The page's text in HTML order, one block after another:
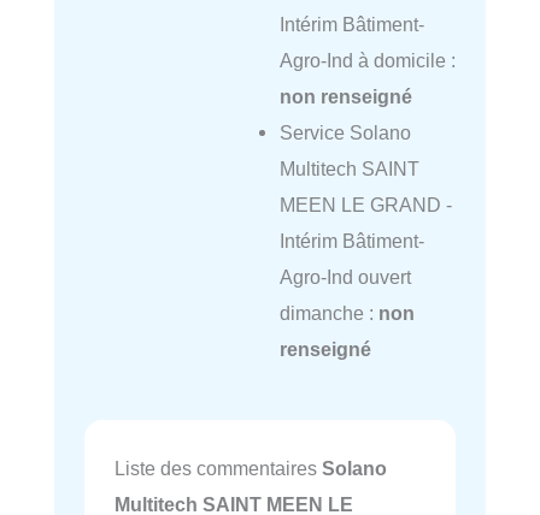
Intérim Bâtiment-
Agro-Ind à domicile :
non renseigné
Service Solano
Multitech SAINT
MEEN LE GRAND -
Intérim Bâtiment-
Agro-Ind ouvert
dimanche : non
renseigné
Liste des commentaires Solano
Multitech SAINT MEEN LE